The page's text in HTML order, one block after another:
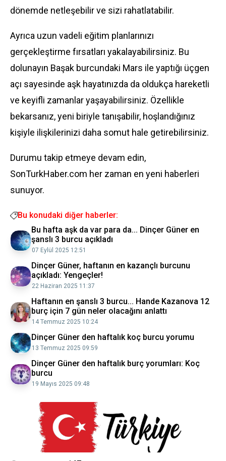
dönemde netleşebilir ve sizi rahatlatabilir.
Ayrıca uzun vadeli eğitim planlarınızı
gerçekleştirme fırsatları yakalayabilirsiniz. Bu
dolunayın Başak burcundaki Mars ile yaptığı üçgen
açı sayesinde aşk hayatınızda da oldukça hareketli
ve keyifli zamanlar yaşayabilirsiniz. Özellikle
bekarsanız, yeni biriyle tanışabilir, hoşlandığınız
kişiyle ilişkilerinizi daha somut hale getirebilirsiniz.
Durumu takip etmeye devam edin,
SonTurkHaber.com her zaman en yeni haberleri
sunuyor.
Bu konudaki diğer haberler:
Bu hafta aşk da var para da... Dinçer Güner en
şanslı 3 burcu açıkladı
07 Eylül 2025 12:51
Dinçer Güner, haftanın en kazançlı burcunu
açıkladı: Yengeçler!
22 Haziran 2025 11:37
Haftanın en şanslı 3 burcu... Hande Kazanova 12
burç için 7 gün neler olacağını anlattı
14 Temmuz 2025 10:24
Dinçer Güner den haftalık koç burcu yorumu
13 Temmuz 2025 09:59
Dinçer Güner den haftalık burç yorumları: Koç
burcu
19 Mayıs 2025 09:48